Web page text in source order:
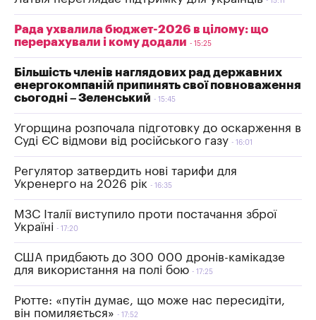
Рада ухвалила бюджет-2026 в цілому: що
перерахували і кому додали
15:25
Більшість членів наглядових рад державних
енергокомпаній припинять свої повноваження
сьогодні – Зеленський
15:45
Угорщина розпочала підготовку до оскарження в
Суді ЄС відмови від російського газу
16:01
Регулятор затвердить нові тарифи для
Укренерго на 2026 рік
16:35
МЗС Італії виступило проти постачання зброї
Україні
17:20
США придбають до 300 000 дронів-камікадзе
для використання на полі бою
17:25
Рютте: «путін думає, що може нас пересидіти,
він помиляється»
17:52